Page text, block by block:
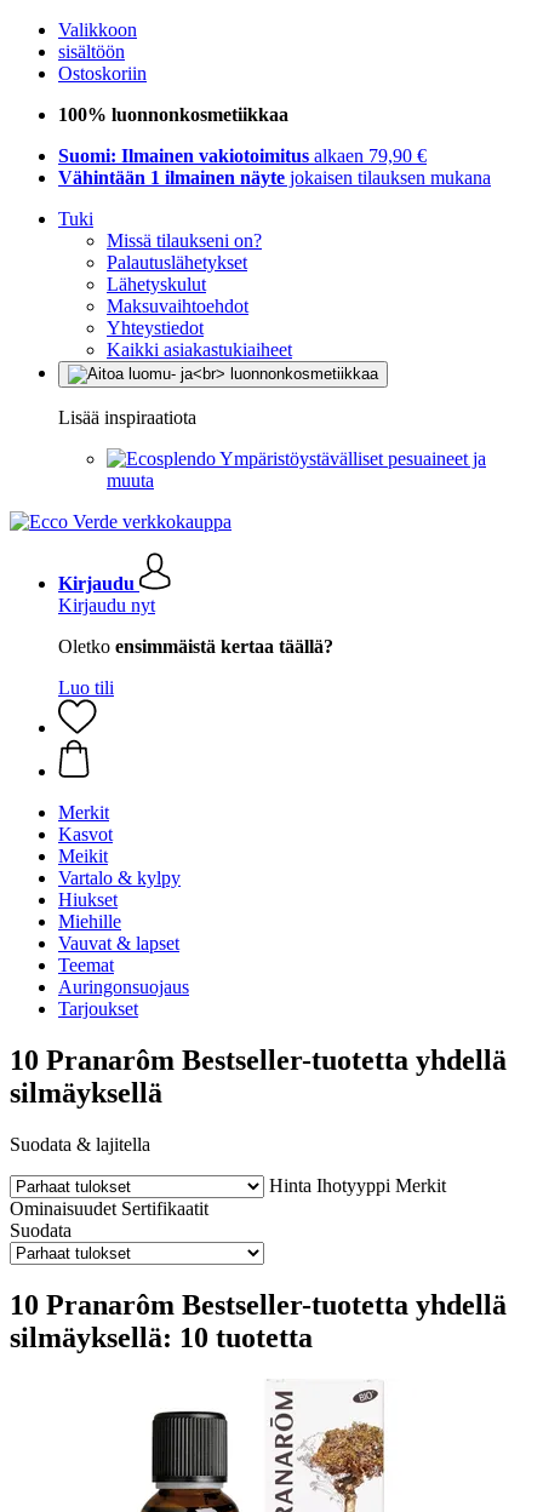
Valikkoon
sisältöön
Ostoskoriin
100% luonnonkosmetiikkaa
Suomi: Ilmainen vakiotoimitus alkaen 79,90 €
Vähintään 1 ilmainen näyte jokaisen tilauksen mukana
Tuki
Missä tilaukseni on?
Palautuslähetykset
Lähetyskulut
Maksuvaihtoehdot
Yhteystiedot
Kaikki asiakastukiaiheet
Lisää inspiraatiota
Ympäristöystävälliset pesuaineet ja
muuta
Kirjaudu
Kirjaudu nyt
Oletko ensimmäistä kertaa täällä?
Luo tili
Merkit
Kasvot
Meikit
Vartalo & kylpy
Hiukset
Miehille
Vauvat & lapset
Teemat
Auringonsuojaus
Tarjoukset
10 Pranarôm Bestseller-tuotetta yhdellä
silmäyksellä
Suodata & lajitella
Hinta Ihotyyppi Merkit
Ominaisuudet Sertifikaatit
Suodata
10 Pranarôm Bestseller-tuotetta yhdellä
silmäyksellä: 10 tuotetta